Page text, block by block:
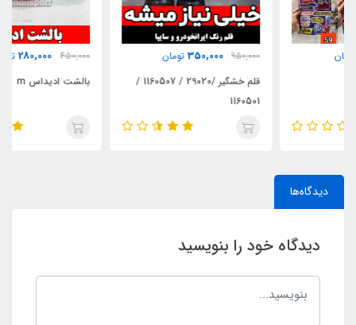
تومان
قلم خشگیر /29020 / 1160507 /
تومان
بالشت ادیداس m
دیدگاه‌ها
دیدگاه خود را بنویسید